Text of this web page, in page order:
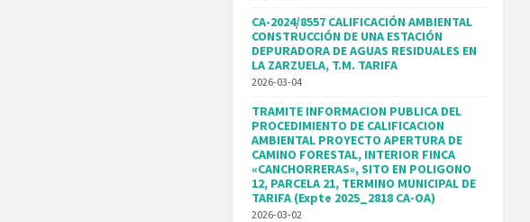
CA-2024/8557 CALIFICACIÓN AMBIENTAL
CONSTRUCCIÓN DE UNA ESTACIÓN
DEPURADORA DE AGUAS RESIDUALES EN
LA ZARZUELA, T.M. TARIFA
2026-03-04
TRAMITE INFORMACION PUBLICA DEL
PROCEDIMIENTO DE CALIFICACION
AMBIENTAL PROYECTO APERTURA DE
CAMINO FORESTAL, INTERIOR FINCA
«CANCHORRERAS», SITO EN POLIGONO
12, PARCELA 21, TERMINO MUNICIPAL DE
TARIFA (Expte 2025_2818 CA-OA)
2026-03-02